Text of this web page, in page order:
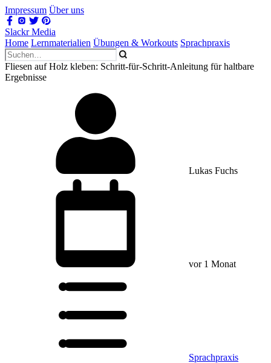
Impressum Über uns
Slackr Media
Home Lernmaterialien Übungen & Workouts Sprachpraxis
Fliesen auf Holz kleben: Schritt-für-Schritt-Anleitung für haltbare
Ergebnisse
Lukas Fuchs
vor 1 Monat
Sprachpraxis